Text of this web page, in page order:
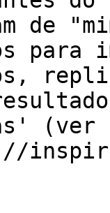
de
para
(ver